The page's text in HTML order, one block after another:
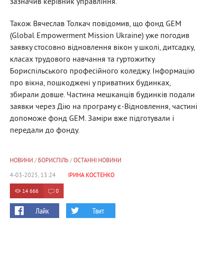
Також Вячеслав Толкач повідомив, що фонд GEM
(Global Empowerment Mission Ukraine) уже погодив
заявку стосовно відновлення вікон у школі, дитсадку,
класах трудового навчання та гуртожитку
Бориспільського професійного коледжу. Інформацію
про вікна, пошкоджені у приватних будинках,
збирали довше. Частина мешканців будинків подали
заявки через Дію на програму є-Відновлення, частині
допоможе фонд GEM. Заміри вже підготували і
передали до фонду.
НОВИНИ/ БОРИСПІЛЬ/ ОСТАННІ НОВИНИ
4-03-2025, 13:24
ІРИНА КОСТЕНКО
14 666 0
Лайк Твит